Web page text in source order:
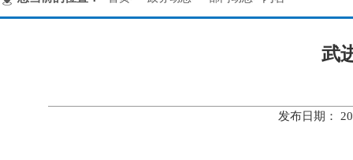
武
发布日期：